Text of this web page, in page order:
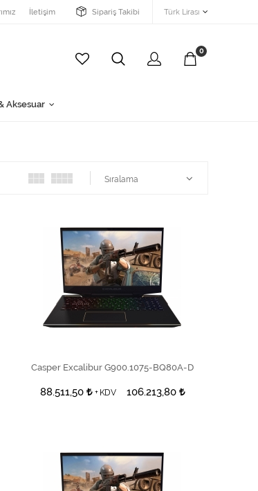
Türk Lirası
İletişim Sipariş Takibi
0
Aksesuar
Sıralama
SEPETE EKLE
Casper Excalibur G900.1075-BQ80A-D
88.511,50 + KDV 106.213,80